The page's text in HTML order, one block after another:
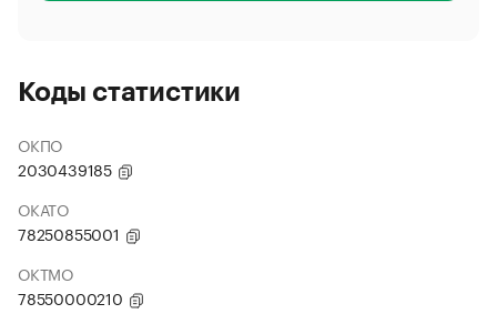
Коды статистики
ОКПО
2030439185
ОКАТО
78250855001
ОКТМО
78550000210